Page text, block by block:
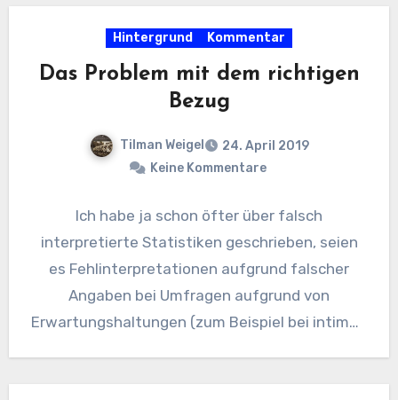
Hintergrund Kommentar
Das Problem mit dem richtigen
Bezug
Tilman Weigel
24. April 2019
Keine Kommentare
Ich habe ja schon öfter über falsch
interpretierte Statistiken geschrieben, seien
es Fehlinterpretationen aufgrund falscher
Angaben bei Umfragen aufgrund von
Erwartungshaltungen (zum Beispiel bei intimen